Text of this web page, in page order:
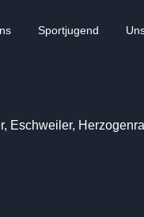
Sportjugend
Eschweiler,